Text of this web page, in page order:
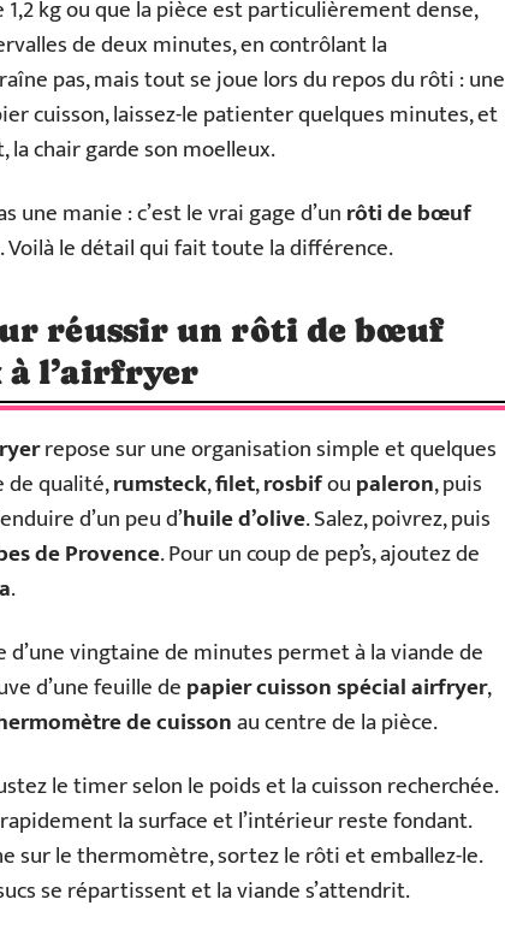
1,2 kg ou que la pièce est particulièrement dense,
de deux minutes, en contrôlant la
pas, mais tout se joue lors du repos du rôti : une
cuisson, laissez-le patienter quelques minutes, et
la chair garde son moelleux.
manie : c’est le vrai gage d’unrôti de bœuf
le détail qui fait toute la différence.
réussir un rôti de bœuf
à l’airfryer
repose sur une organisation simple et quelques
de qualité,rumsteck,filet,rosbifoupaleron, puis
d’un peu d’huile d’olive. Salez, poivrez, puis
de Provence. Pour un coup de pep’s, ajoutez de
.
vingtaine de minutes permet à la viande de
d’une feuille depapier cuisson spécial airfryer,
de cuissonau centre de la pièce.
le timer selon le poids et la cuisson recherchée.
la surface et l’intérieur reste fondant.
sur le thermomètre, sortez le rôti et emballez-le.
se répartissent et la viande s’attendrit.